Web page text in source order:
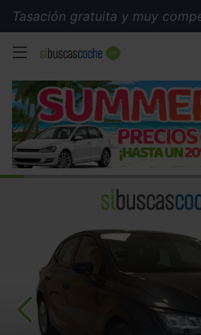
gratuita y muy competitiva
MENÚ